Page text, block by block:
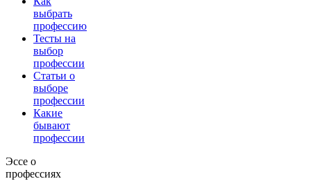
выбрать
профессию
Тесты на
выбор
профессии
Статьи о
выборе
профессии
Какие
бывают
профессии
Эссе о
профессиях